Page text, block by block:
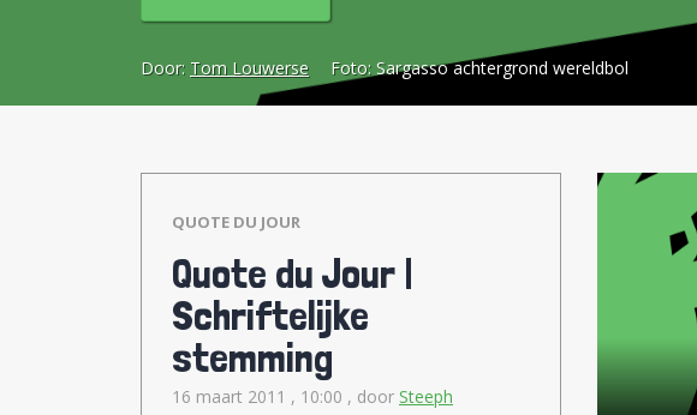
Door: Tom Louwerse Foto: Sargasso achtergrond wereldbol
QUOTE DU JOUR
Quote du Jour |
Schriftelijke
stemming
16 maart 2011 , 10:00 , door Steeph